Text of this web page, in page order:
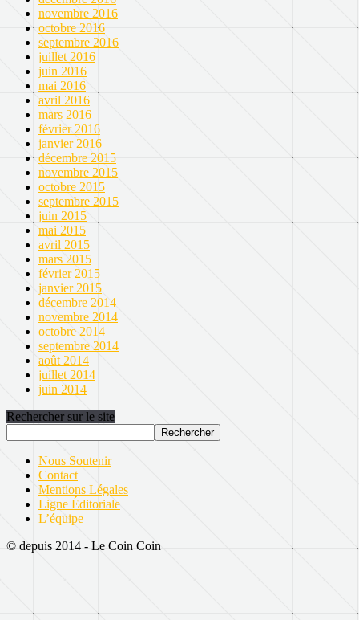
novembre 2016
octobre 2016
septembre 2016
juillet 2016
juin 2016
mai 2016
avril 2016
mars 2016
février 2016
janvier 2016
décembre 2015
novembre 2015
octobre 2015
septembre 2015
juin 2015
mai 2015
avril 2015
mars 2015
février 2015
janvier 2015
décembre 2014
novembre 2014
octobre 2014
septembre 2014
août 2014
juillet 2014
juin 2014
Rechercher sur le site
Nous Soutenir
Contact
Mentions Légales
Ligne Éditoriale
L’équipe
© depuis 2014 - Le Coin Coin